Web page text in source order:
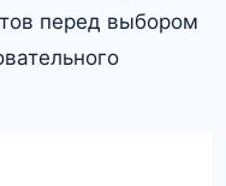
перед выбором